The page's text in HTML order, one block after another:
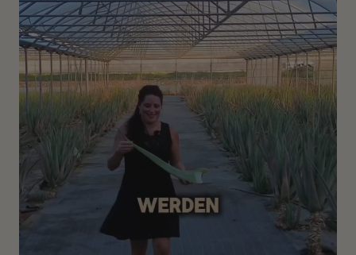
Warum Pflanzenhaarfarbe von THATS ME
ORGANIC so besonders ist
Unsere Bio-Pflanzenhaarfarben gehören zu den
reinsten und hochwertigsten am Markt – entwickelt für